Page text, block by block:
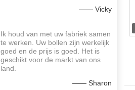
—— Vicky
Ik houd van met uw fabriek samen
te werken. Uw bollen zijn werkelijk
goed en de prijs is goed. Het is
geschikt voor de markt van ons
land.
—— Sharon